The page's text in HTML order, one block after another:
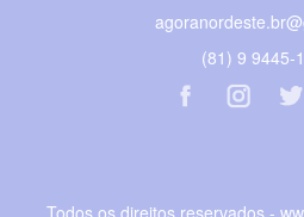
(81) 9 9445-
Todos os direitos reservados -